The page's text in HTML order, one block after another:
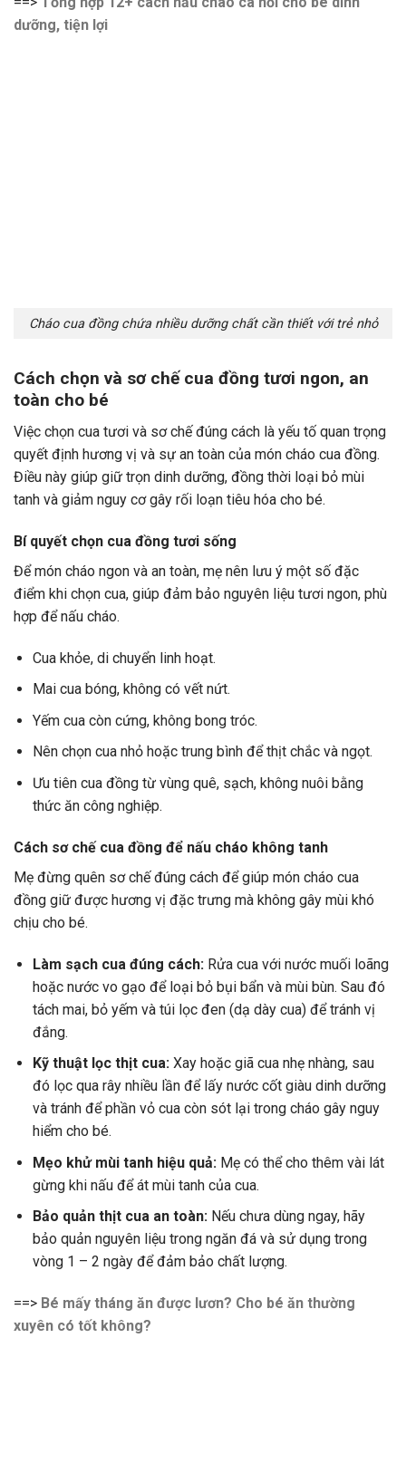
dưỡng, tiện lợi
Cháo cua đồng chứa nhiều dưỡng chất cần thiết với trẻ nhỏ
Cách chọn và sơ chế cua đồng tươi ngon, an
toàn cho bé
Việc chọn cua tươi và sơ chế đúng cách là yếu tố quan trọng
quyết định hương vị và sự an toàn của món cháo cua đồng.
Điều này giúp giữ trọn dinh dưỡng, đồng thời loại bỏ mùi
tanh và giảm nguy cơ gây rối loạn tiêu hóa cho bé.
Bí quyết chọn cua đồng tươi sống
Để món cháo ngon và an toàn, mẹ nên lưu ý một số đặc
điểm khi chọn cua, giúp đảm bảo nguyên liệu tươi ngon, phù
hợp để nấu cháo.
Cua khỏe, di chuyển linh hoạt.
Mai cua bóng, không có vết nứt.
Yếm cua còn cứng, không bong tróc.
Nên chọn cua nhỏ hoặc trung bình để thịt chắc và ngọt.
Ưu tiên cua đồng từ vùng quê, sạch, không nuôi bằng
thức ăn công nghiệp.
Cách sơ chế cua đồng để nấu cháo không tanh
Mẹ đừng quên sơ chế đúng cách để giúp món cháo cua
đồng giữ được hương vị đặc trưng mà không gây mùi khó
chịu cho bé.
Làm sạch cua đúng cách:Rửa cua với nước muối loãng
hoặc nước vo gạo để loại bỏ bụi bẩn và mùi bùn. Sau đó
tách mai, bỏ yếm và túi lọc đen (dạ dày cua) để tránh vị
đắng.
Kỹ thuật lọc thịt cua:Xay hoặc giã cua nhẹ nhàng, sau
đó lọc qua rây nhiều lần để lấy nước cốt giàu dinh dưỡng
và tránh để phần vỏ cua còn sót lại trong cháo gây nguy
hiểm cho bé.
Mẹo khử mùi tanh hiệu quả:Mẹ có thể cho thêm vài lát
gừng khi nấu để át mùi tanh của cua.
Bảo quản thịt cua an toàn: Nếu chưa dùng ngay, hãy
bảo quản nguyên liệu trong ngăn đá và sử dụng trong
vòng 1 – 2 ngày để đảm bảo chất lượng.
==> Bé mấy tháng ăn được lươn? Cho bé ăn thường
xuyên có tốt không?